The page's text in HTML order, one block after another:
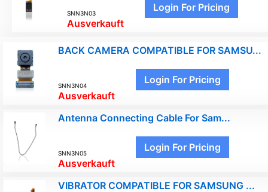
SNN3N03
Ausverkauft
Login For Pricing
BACK CAMERA COMPATIBLE FOR SAMSU...
SNN3N04
Ausverkauft
Login For Pricing
Antenna Connecting Cable For Sam...
SNN3N05
Ausverkauft
Login For Pricing
VIBRATOR COMPATIBLE FOR SAMSUNG ...